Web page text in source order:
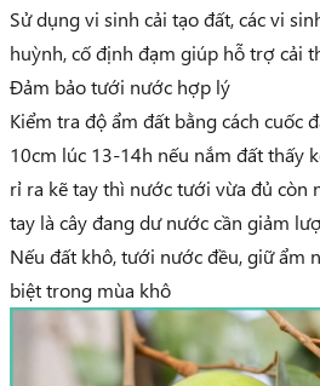
Sử dụng vi sinh cải tạo đất, các vi
huỳnh, cố định đạm giúp hỗ trợ cải
Đảm bảo tưới nước hợp lý
Kiểm tra độ ẩm đất bằng cách cuốc
10cm lúc 13-14h nếu nắm đất thấy
rỉ ra kẽ tay thì nước tưới vừa đủ còn
tay là cây đang dư nước cần giảm
Nếu đất khô, tưới nước đều, giữ ẩm
biệt trong mùa khô